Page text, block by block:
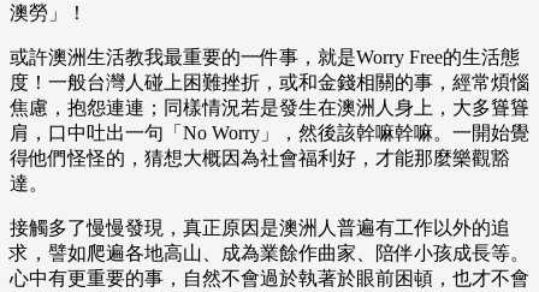
澳勞」！
或許澳洲生活教我最重要的一件事，就是Worry Free的生活態
度！一般台灣人碰上困難挫折，或和金錢相關的事，經常煩惱
焦慮，抱怨連連；同樣情況若是發生在澳洲人身上，大多聳聳
肩，口中吐出一句「No Worry」，然後該幹嘛幹嘛。一開始覺
得他們怪怪的，猜想大概因為社會福利好，才能那麼樂觀豁
達。
接觸多了慢慢發現，真正原因是澳洲人普遍有工作以外的追
求，譬如爬遍各地高山、成為業餘作曲家、陪伴小孩成長等。
心中有更重要的事，自然不會過於執著於眼前困頓，也才不會